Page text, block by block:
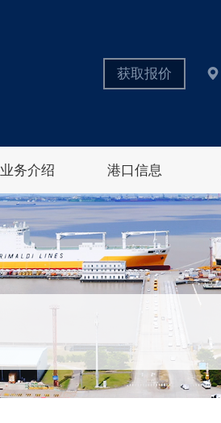
获取报价
业务介绍 港口信息